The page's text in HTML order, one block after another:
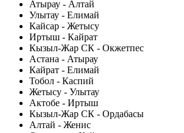
Атырау - Алтай
Улытау - Елимай
Кайсар - Жетысу
Иртыш - Кайрат
Кызыл-Жар СК - Окжетпес
Астана - Атырау
Кайрат - Елимай
Тобол - Каспий
Жетысу - Улытау
Актобе - Иртыш
Кызыл-Жар СК - Ордабасы
Алтай - Женис